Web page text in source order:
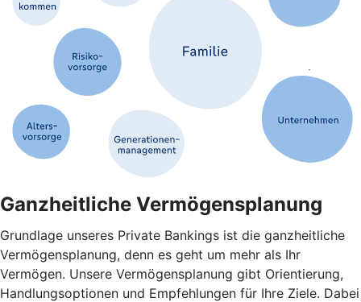
Ganzheitliche Vermögensplanung
Grundlage unseres Private Bankings ist die ganzheitliche
Vermögensplanung, denn es geht um mehr als Ihr
Vermögen. Unsere Vermögensplanung gibt Orientierung,
Handlungsoptionen und Empfehlungen für Ihre Ziele. Dabei